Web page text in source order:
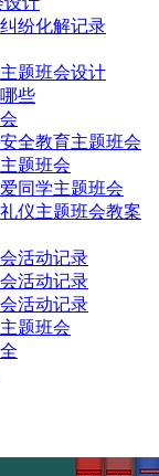
纷化解记录
题班会设计
些
全教育主题班会
题班会
同学主题班会
仪主题班会教案
活动记录
活动记录
活动记录
题班会